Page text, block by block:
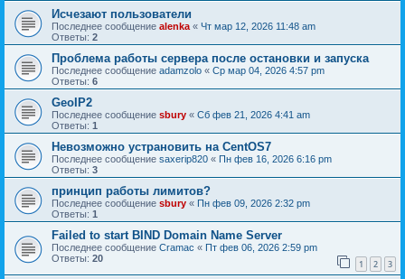
Исчезают пользователи
Последнее сообщение alenka « Чт мар 12, 2026 11:48 am
Ответы: 2
Проблема работы сервера после остановки и запуска
Последнее сообщение adamzolo « Ср мар 04, 2026 4:57 pm
Ответы: 6
GeoIP2
Последнее сообщение sbury « Сб фев 21, 2026 4:41 am
Ответы: 1
Невозможно устрановить на CentOS7
Последнее сообщение saxerip820 « Пн фев 16, 2026 6:16 pm
Ответы: 3
принцип работы лимитов?
Последнее сообщение sbury « Пн фев 09, 2026 2:32 pm
Ответы: 1
Failed to start BIND Domain Name Server
Последнее сообщение Cramac « Пт фев 06, 2026 2:59 pm
Ответы: 20 1 2 3